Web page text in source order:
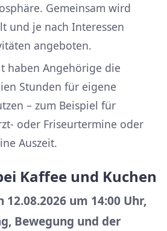
Gemeinsam wird
und je nach Interessen
angeboten.
haben Angehörige die
Stunden für eigene
– zum Beispiel für
oder Friseurtermine oder
Auszeit.
Kaffee und Kuchen
um 14:00 Uhr,
Bewegung und der